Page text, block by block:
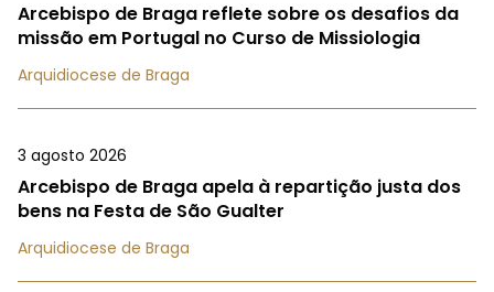
Arcebispo de Braga reflete sobre os desafios da
missão em Portugal no Curso de Missiologia
Arquidiocese de Braga
3 agosto 2026
Arcebispo de Braga apela à repartição justa dos
bens na Festa de São Gualter
Arquidiocese de Braga